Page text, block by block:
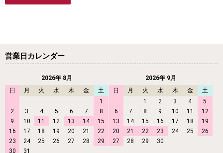
営業日カレンダー
2026年 8月
日
月 火 水 木 金
土
1
2
3 4 5 6 7
8
9
10 11 12 13 14
15
16
17 18 19 20 21
22
23
24 25 26 27 28
29
30
31
2026年 9月
日
月 火 水 木 金
土
1
2 3 4
5
6
7 8 9 10 11
12
13
14 15 16 17 18
19
20
21 22 23 24 25
26
27
28 29 30